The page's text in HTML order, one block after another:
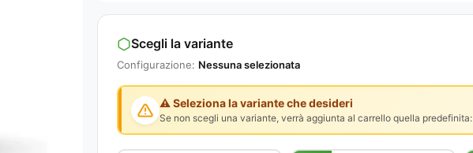
Scegli la variante
Configurazione: Nessuna selezionata
⚠️ Seleziona la variante che desideri
Se non scegli una variante, verrà aggiunta al carrello quella predefinita: